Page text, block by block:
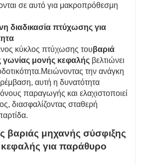
σε αυτό για μακροπρόθεσμη
διαδικασία πτύχωσης για
κύκλος πτύχωσης τουβαριά
γωνίας μονής κεφαλής βελτιώνει
την ανάγκη
αυτή η δυνατότητα
παραγωγής και ελαχιστοποιεί
διασφαλίζοντας σταθερή
βαριάς μηχανής σύσφιξης
για παράθυρο